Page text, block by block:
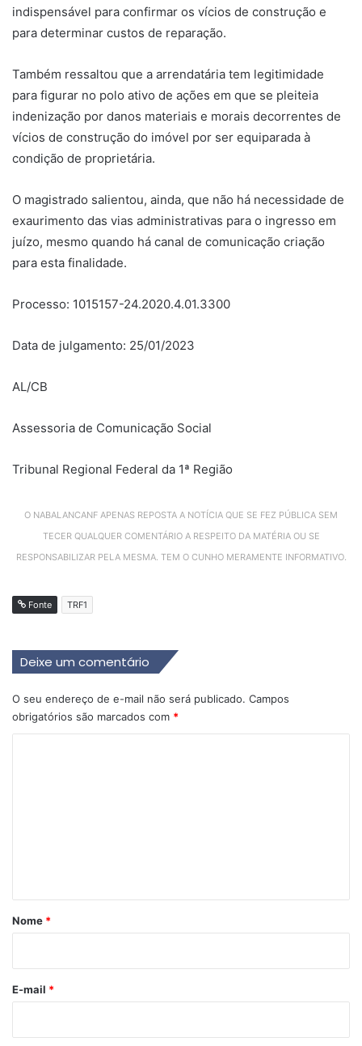
indispensável para confirmar os vícios de construção e
para determinar custos de reparação.
Também ressaltou que a arrendatária tem legitimidade
para figurar no polo ativo de ações em que se pleiteia
indenização por danos materiais e morais decorrentes de
vícios de construção do imóvel por ser equiparada à
condição de proprietária.
O magistrado salientou, ainda, que não há necessidade de
exaurimento das vias administrativas para o ingresso em
juízo, mesmo quando há canal de comunicação criação
para esta finalidade.
Processo: 1015157-24.2020.4.01.3300
Data de julgamento: 25/01/2023
AL/CB
Assessoria de Comunicação Social
Tribunal Regional Federal da 1ª Região
O NABALANCANF APENAS REPOSTA A NOTÍCIA QUE SE FEZ PÚBLICA SEM
TECER QUALQUER COMENTÁRIO A RESPEITO DA MATÉRIA OU SE
RESPONSABILIZAR PELA MESMA. TEM O CUNHO MERAMENTE INFORMATIVO.
Fonte TRF1
Deixe um comentário
O seu endereço de e-mail não será publicado. Campos
obrigatórios são marcados com *
r
*
Nome *
E-mail *